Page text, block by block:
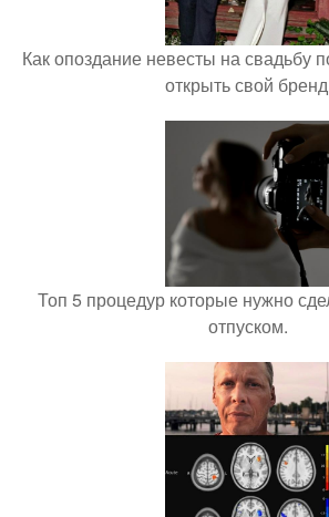
Как опоздание невесты на свадьбу
открыть свой
Топ 5 процедур которые нужно
отпуском.